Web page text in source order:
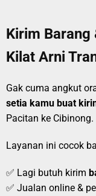
Kirim Barang
Kilat Arni
Gak cuma angkut
setia kamu buat
Pacitan ke Cibinong.
Layanan ini cocok
✅ Lagi butuh kirim
✅ Jualan online &